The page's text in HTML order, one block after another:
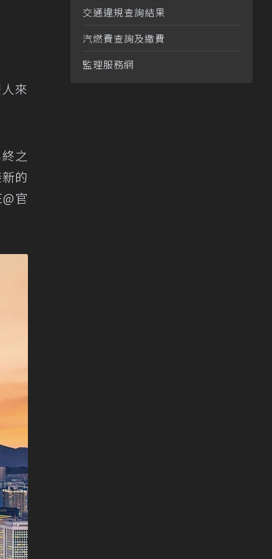
來
之
的
官
交通違規查詢結果
汽燃費查詢及繳費
監理服務網